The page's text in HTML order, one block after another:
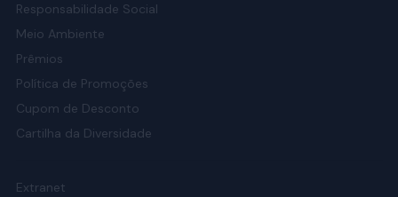
Responsabilidade Social
Meio Ambiente
Prêmios
Política de Promoções
Cupom de Desconto
Cartilha da Diversidade
Extranet